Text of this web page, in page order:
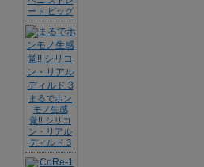
ート ビッグ
まるでホン
モノ生感
覚!! シリコ
ン・リアル
ディルド 3